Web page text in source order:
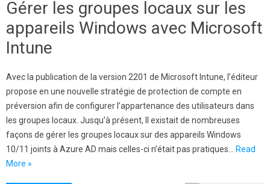
Gérer les groupes locaux sur les
appareils Windows avec Microsoft
Intune
Avec la publication de la version 2201 de Microsoft Intune, l’éditeur
propose en une nouvelle stratégie de protection de compte en
préversion afin de configurer l’appartenance des utilisateurs dans
les groupes locaux. Jusqu’à présent, Il existait de nombreuses
façons de gérer les groupes locaux sur des appareils Windows
10/11 joints à Azure AD mais celles-ci n’était pas pratiques…
Read
More »